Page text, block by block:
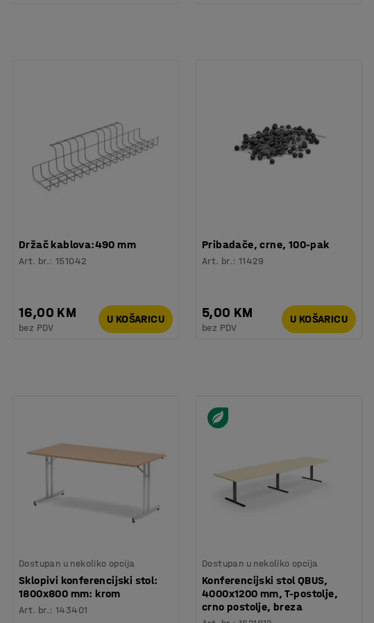
Držač kablova:490 mm
Art. br.:151042
16,00 KM
bez PDV
U KOŠARICU
Pribadače, crne, 100-pak
Art. br.:11429
5,00 KM
bez PDV
U KOŠARICU
Dostupan u nekoliko opcija
Sklopivi konferencijski stol:
1800x800 mm: krom
Art. br.:143401
Dostupan u nekoliko opcija
Konferencijski stol QBUS,
4000x1200 mm, T-postolje,
crno postolje, breza